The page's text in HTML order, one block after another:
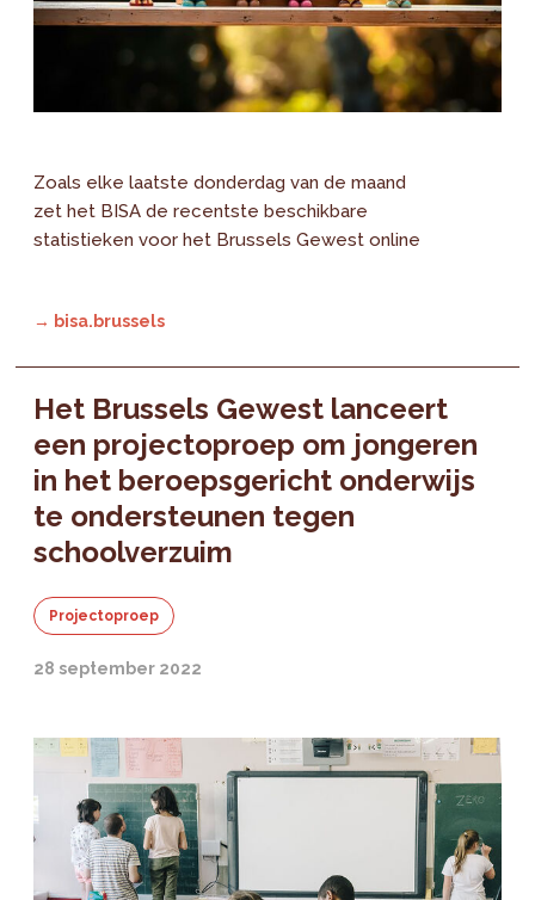
Zoals elke laatste donderdag van de maand
zet het BISA de recentste beschikbare
statistieken voor het Brussels Gewest online
→ bisa.brussels
Het Brussels Gewest lanceert
een projectoproep om jongeren
in het beroepsgericht onderwijs
te ondersteunen tegen
schoolverzuim
Projectoproep
28 september 2022